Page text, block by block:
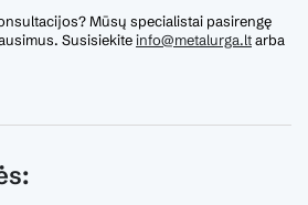
Mūsų specialistai pasirengę
Susisiekiteinfo@metalurga.ltarba